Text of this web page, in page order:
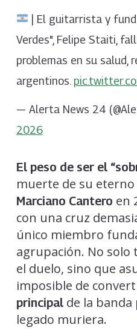
| El guitarrista y
Verdes", Felipe Staiti,
problemas en su salud,
argentinos.
— Alerta News 24
2026
El peso de ser el
muerte de su
Marciano Cantero en
con una cruz
único miembro
agrupación. No
el duelo, sino que
imposible de
principalde la banda
legado muriera.